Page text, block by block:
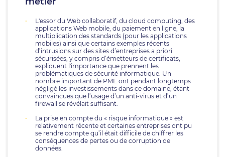
L'essor du Web collaboratif, du cloud computing, des
applications Web mobile, du paiement en ligne, la
multiplication des standards (pour les applications
mobiles) ainsi que certains exemples récents
d’intrusions sur des sites d’entreprises a priori
sécurisées, y compris d’émetteurs de certificats,
expliquent l'importance que prennent les
problématiques de sécurité informatique. Un
nombre important de PME ont pendant longtemps
négligé les investissements dans ce domaine, étant
convaincues que l’usage d’un anti-virus et d’un
firewall se révélait suffisant.
La prise en compte du « risque informatique » est
relativement récente et certaines entreprises ont pu
se rendre compte qu’il était difficile de chiffrer les
conséquences de pertes ou de corruption de
données.